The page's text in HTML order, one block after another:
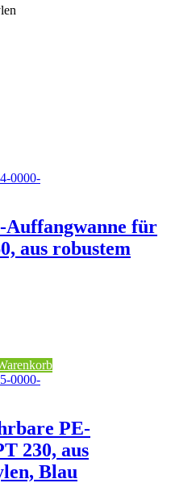
für
aus robustem
PE-
230, aus
Blau